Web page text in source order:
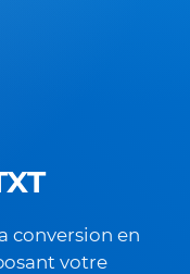
conversion en
votre